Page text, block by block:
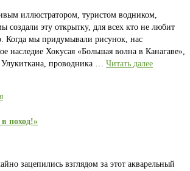
иллюстратором, туристом водником,
эту открытку, для всех кто не любит
Когда мы придумывали рисунок, нас
наследие Хокусая «Большая волна в Канагаве»,
Улукиткана, проводника … Читать далее
поход!»
зацепились взглядом за этот акварельный